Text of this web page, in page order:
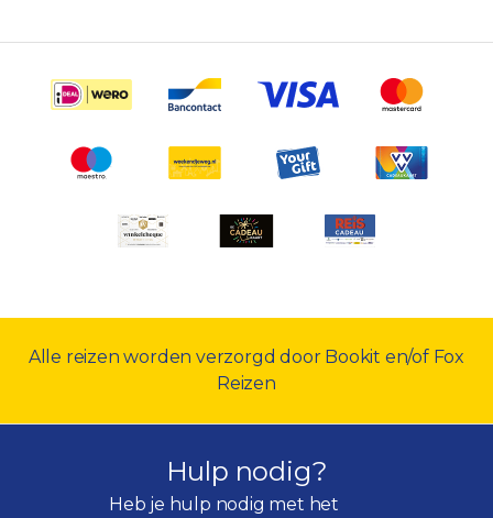
Alle reizen worden verzorgd door Bookit en/of Fox
Reizen
Hulp nodig?
Heb je hulp nodig met het